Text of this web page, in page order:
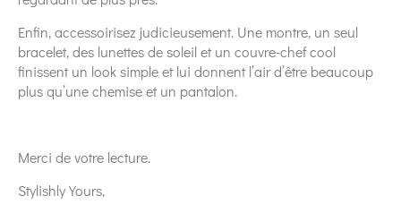
Enfin, accessoirisez judicieusement. Une montre, un seul
bracelet, des lunettes de soleil et un couvre-chef cool
finissent un look simple et lui donnent l’air d’être beaucoup
plus qu’une chemise et un pantalon.
Merci de votre lecture.
Stylishly Yours,